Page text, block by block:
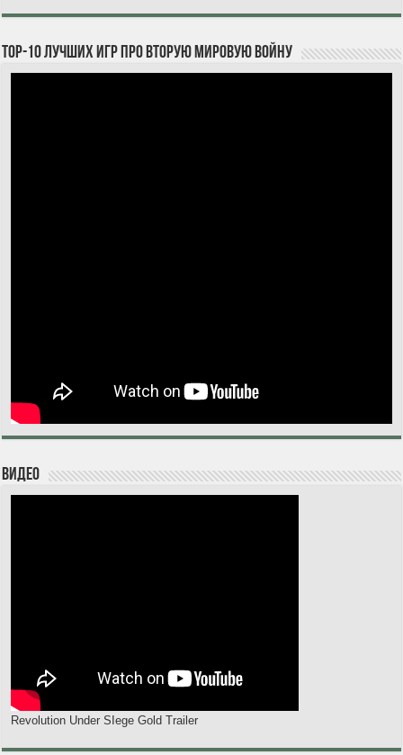
TOP-10 лучших игр про Вторую мировую войну
Видео
Revolution Under SIege Gold Trailer